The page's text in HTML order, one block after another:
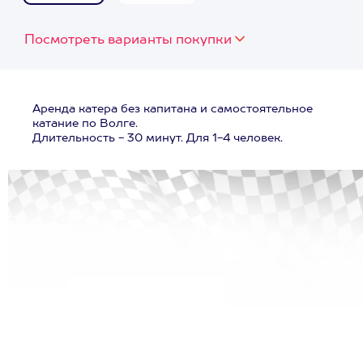
Посмотреть варианты покупки
Аренда катера без капитана и самостоятельное
катание по Волге.
Длительность - 30 минут. Для 1-4 человек.